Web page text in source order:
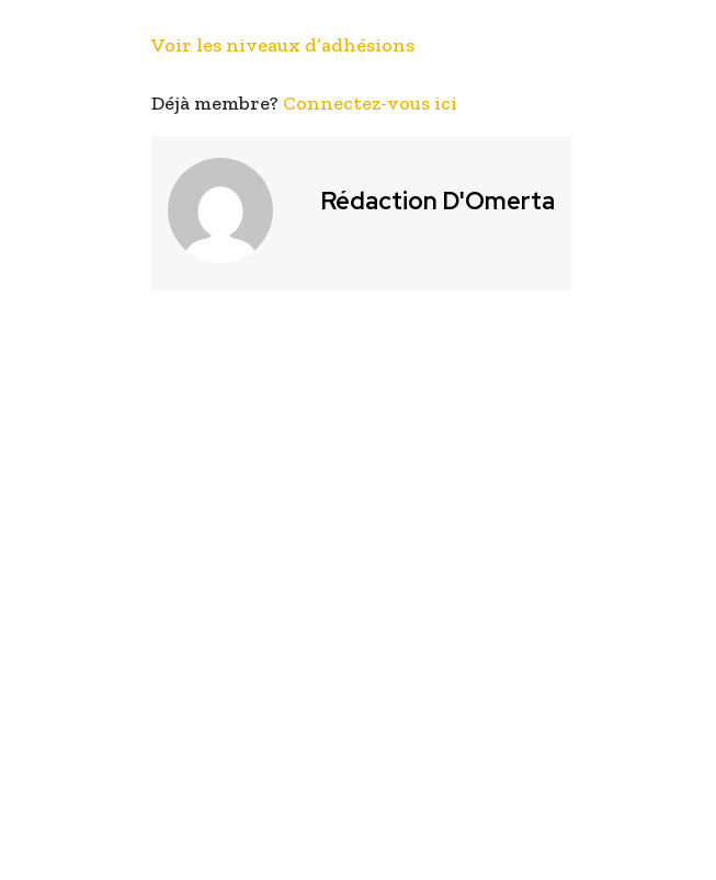
Voir les niveaux d’adhésions
Déjà membre? Connectez-vous ici
Rédaction D'Omerta